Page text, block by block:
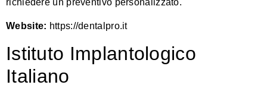
Website: https://dentalpro.it
Istituto Implantologico
Italiano